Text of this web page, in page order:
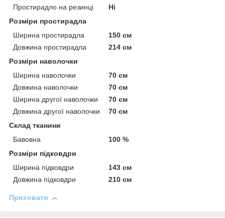
Простирадло на резинці
Ні
Розміри простирадла
Ширина простирадла
150 см
Довжина простирадла
214 см
Розміри наволочки
Ширина наволочки
70 см
Довжина наволочки
70 см
Ширина другої наволочки
70 см
Довжина другої наволочки
70 см
Склад тканини
Бавовна
100 %
Розміри підковдри
Ширина підковдри
143 см
Довжина підковдри
210 см
Приховати